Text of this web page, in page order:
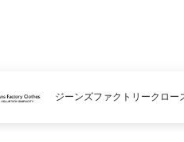
ジーンズファクトリークロー